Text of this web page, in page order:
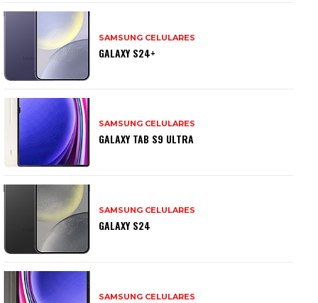
SAMSUNG CELULARES
GALAXY S24+
SAMSUNG CELULARES
GALAXY TAB S9 ULTRA
SAMSUNG CELULARES
GALAXY S24
SAMSUNG CELULARES